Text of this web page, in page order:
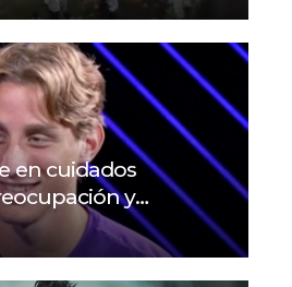
en cuidados
y
el mundo del fútbol